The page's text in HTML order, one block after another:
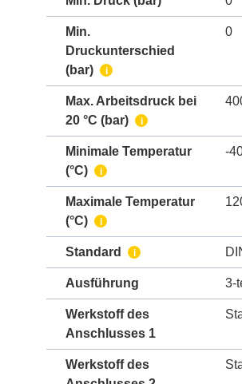
Min.
Druckunterschied
(bar)
i
0
Max. Arbeitsdruck bei
20 °C (bar)
i
Minimale Temperatur
(°C)
i
-
Maximale Temperatur
(°C)
i
Standard i
Ausführung 3-
Werkstoff des
Anschlusses 1
Werkstoff des